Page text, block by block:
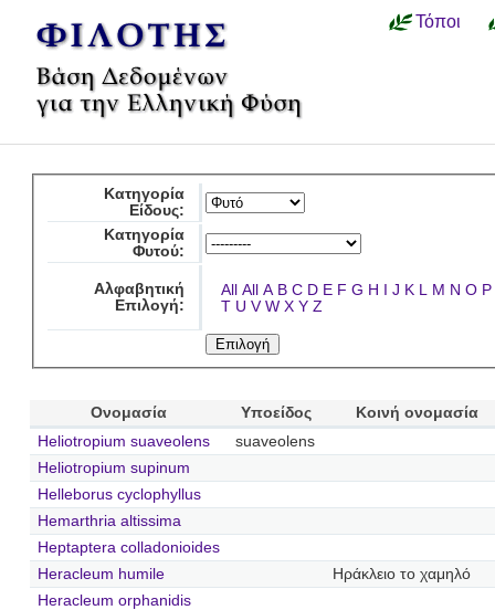
Τόποι
Κατηγορία
Είδους:
Κατηγορία
Φυτού:
Αλφαβητική
Επιλογή:
All All A B C D E F G H I J K L M N O P
T U V W X Y Z
Ονομασία Υποείδος
Κοινή ονομασία
Heliotropium suaveolens
suaveolens
Heliotropium supinum
Helleborus cyclophyllus
Hemarthria altissima
Heptaptera colladonioides
Heracleum humile
Ηράκλειο το χαμηλό
Heracleum orphanidis